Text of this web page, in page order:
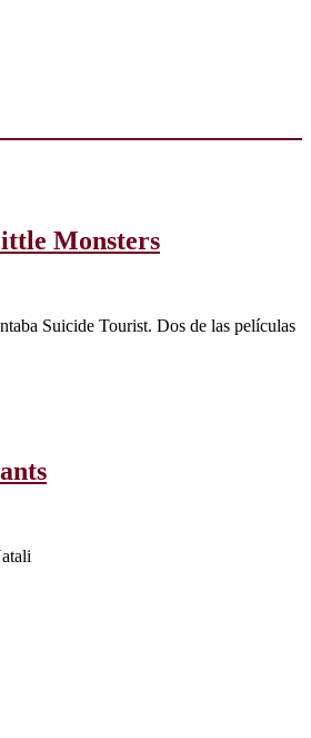
Monsters
Suicide Tourist. Dos de las películas